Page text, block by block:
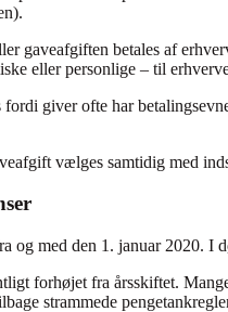
gaveafgiften betales af
eller personlige – til
giver ofte har
vælges samtidig med
med den 1. januar 2020. I
forhøjet fra årsskiftet.
strammede